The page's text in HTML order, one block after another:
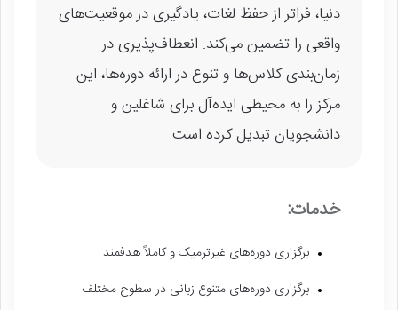
دنیا، فراتر از حفظ لغات، یادگیری در موقعیت‌های
واقعی را تضمین می‌کند. انعطاف‌پذیری در
زمان‌بندی کلاس‌ها و تنوع در ارائه دوره‌ها، این
مرکز را به محیطی ایده‌آل برای شاغلین و
دانشجویان تبدیل کرده است.
خدمات:
برگزاری دوره‌های غیرترمیک و کاملاً هدفمند
برگزاری دوره‌های متنوع زبانی در سطوح مختلف